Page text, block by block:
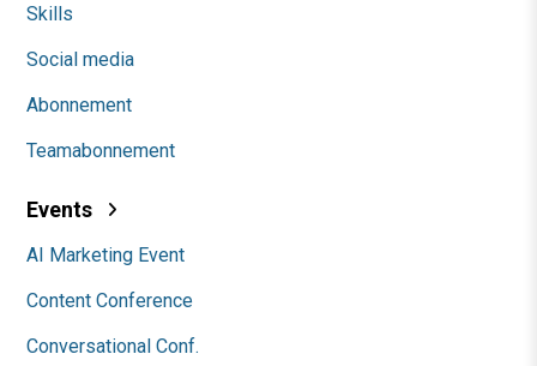
Skills
Social media
Abonnement
Teamabonnement
Events
AI Marketing Event
Content Conference
Conversational Conf.